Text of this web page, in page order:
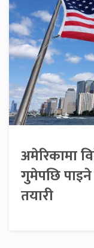
अमेरिकामा
गुमेपछि पाइने
तयारी